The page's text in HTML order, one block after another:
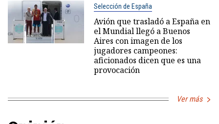
Selección de España
Avión que trasladó a España en
el Mundial llegó a Buenos
Aires con imagen de los
jugadores campeones:
aficionados dicen que es una
provocación
Ver más